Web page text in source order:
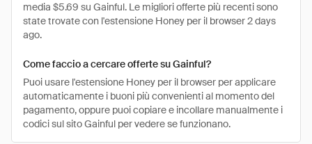
media $5.69 su Gainful. Le migliori offerte più recenti sono
state trovate con l'estensione Honey per il browser 2 days
ago.
Come faccio a cercare offerte su Gainful?
Puoi usare l'estensione Honey per il browser per applicare
automaticamente i buoni più convenienti al momento del
pagamento, oppure puoi copiare e incollare manualmente i
codici sul sito Gainful per vedere se funzionano.